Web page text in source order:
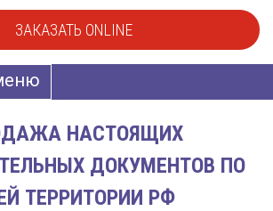
ЗАКАЗАТЬ ONLINE
НАСТОЯЩИХ
ДОКУМЕНТОВ ПО
ТЕРРИТОРИИ РФ